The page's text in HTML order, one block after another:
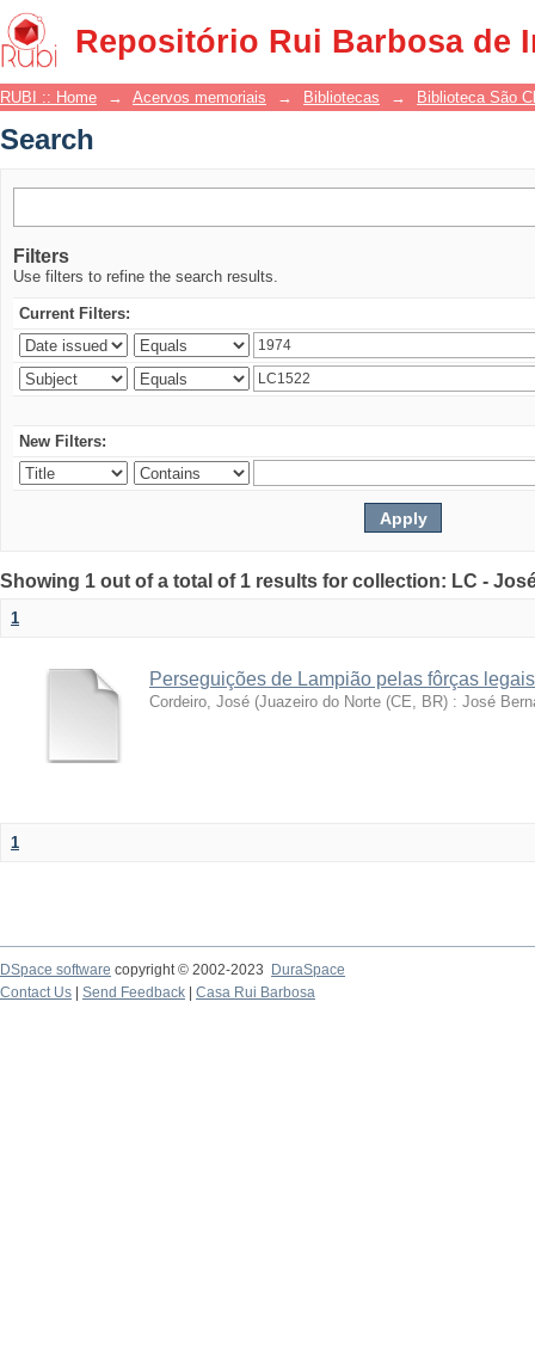
Repositório Rui Barbosa de
Search
RUBI :: Home → Acervos memoriais → Bibliotecas → Biblioteca São
Search
Filters
Use filters to refine the search results.
Current Filters:
New Filters:
Showing 1 out of a total of 1 results for collection: LC -
1
Perseguições de Lampião pelas fôrças legais
Cordeiro, José (Juazeiro do Norte (CE, BR) : José
1
DSpace software copyright © 2002-2023
DuraSpace
Contact Us
Send Feedback Casa Rui Barbosa